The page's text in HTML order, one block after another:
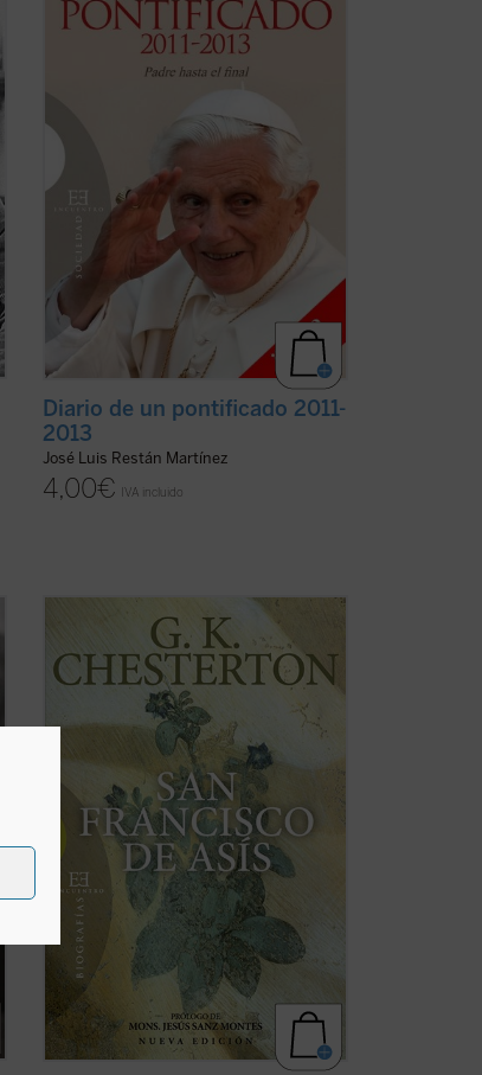
impresionar por los truenos de dentro o
de fuera. Y aunque el vendaval arranque
las ramas secas y otras parezcan a
punto de morir, el ...(ver ficha)
Diario de un pontificado 2011-
2013
José Luis Restán Martínez
4,00€ IVA incluido
«Me dirijo al hombre de la calle,
escéptico pero también comprensivo, y
mi única esperanza, bastante vaga por
cierto, es que si abordo la biografía de
este gran santo por el lado llamativo y
popular que evidentemente tiene, tal vez
(ver ficha)